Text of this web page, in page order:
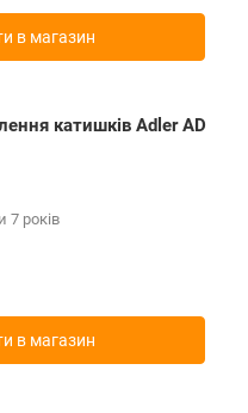
в магазин
катишків Adler AD
7 років
в магазин